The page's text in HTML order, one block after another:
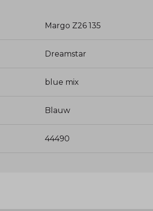
Margo Z26 135
Dreamstar
blue mix
Blauw
44490